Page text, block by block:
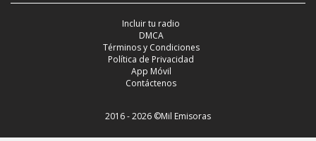
Incluir tu radio
DMCA
Términos y Condiciones
Política de Privacidad
App Móvil
Contáctenos
2016 - 2026 ©Mil Emisoras